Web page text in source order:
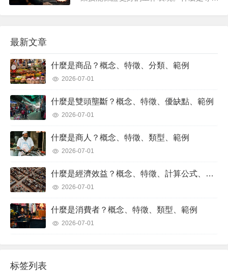
能力的人相比，它們保證了更好的表現。
儘管不是一組單一或通用的特徵，但許多
工作...
最新文章
什麼是商品？概念、特徵、分類、範例
2026-07-01
什麼是雙頭壟斷？概念、特徵、優缺點、範例
2026-07-01
什麼是商人？概念、特徵、類型、範例
2026-07-01
什麼是經濟效益？概念、特徵、計算公式、範例
2026-07-01
什麼是消費者？概念、特徵、類型、範例
2026-07-01
标签列表